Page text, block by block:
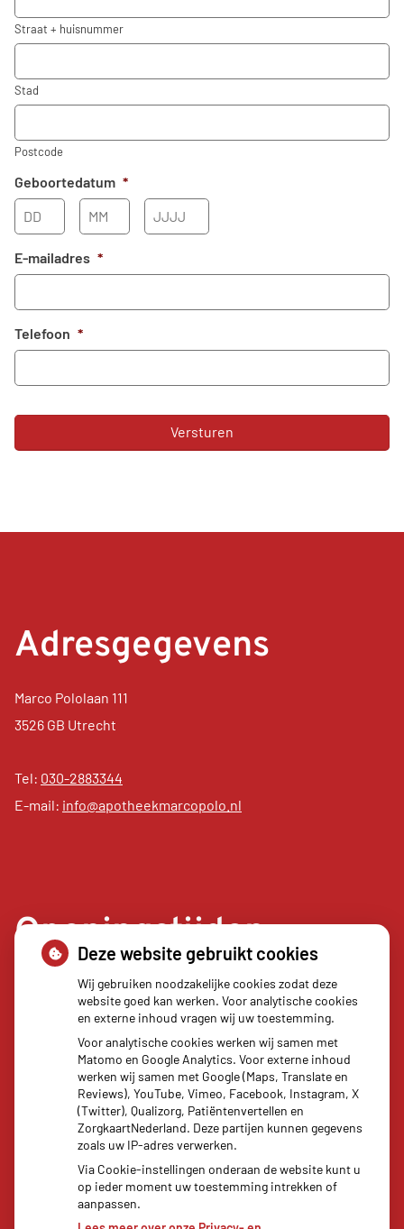
Straat + huisnummer
Stad
Postcode
Geboortedatum *
E-mailadres *
Telefoon *
Adresgegevens
Marco Pololaan 111
3526 GB Utrecht
Tel: 030-2883344
E-mail: info@apotheekmarcopolo.nl
Openingstijden
08.00 - 17.30
08.00 - 17.30
Woensdag:
08.00 - 17.30
Donderdag:
08.00 - 17.30
08.00 - 17.30
Deze website gebruikt cookies
Wij gebruiken noodzakelijke cookies zodat deze
website goed kan werken. Voor analytische cookies
en externe inhoud vragen wij uw toestemming.
Voor analytische cookies werken wij samen met
Matomo en Google Analytics. Voor externe inhoud
werken wij samen met Google (Maps, Translate en
Reviews), YouTube, Vimeo, Facebook, Instagram, X
(Twitter), Qualizorg, Patiëntenvertellen en
ZorgkaartNederland. Deze partijen kunnen gegevens
zoals uw IP-adres verwerken.
Via Cookie-instellingen onderaan de website kunt u
op ieder moment uw toestemming intrekken of
aanpassen.